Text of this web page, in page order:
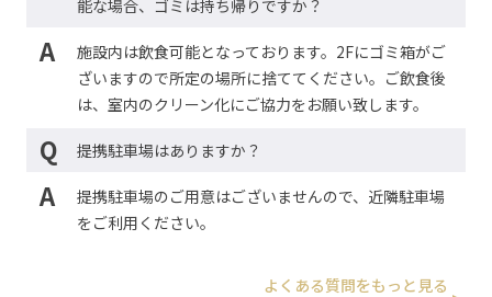
能な場合、ゴミは持ち帰りですか？
A
施設内は飲食可能となっております。2Fにゴミ箱がご
ざいますので所定の場所に捨ててください。ご飲食後
は、室内のクリーン化にご協力をお願い致します。
Q 提携駐車場はありますか？
A
提携駐車場のご用意はございませんので、近隣駐車場
をご利用ください。
よくある質問をもっと見る